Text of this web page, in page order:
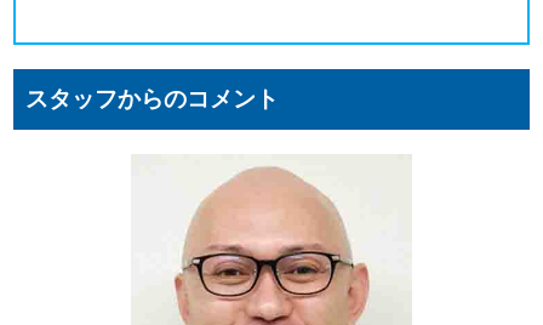
スタッフからのコメント